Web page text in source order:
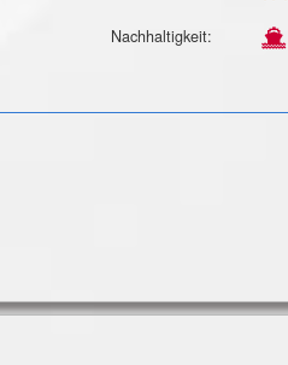
Nachhaltigkeit: